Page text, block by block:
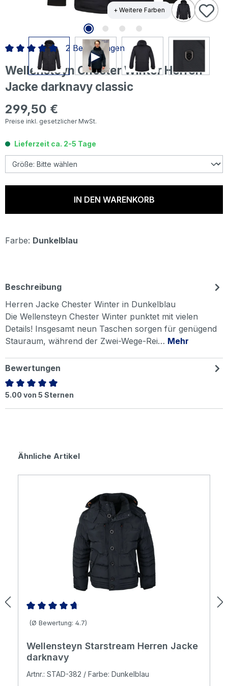
+ Weitere Farben
Wellensteyn Chester Winter Herren
Jacke darknavy classic
Regulärer Preis:
299,50 €
Preise inkl. gesetzlicher MwSt.
Durchschnittliche Bewertung von 5 von 5 Sternen
2 Bewertungen
Lieferzeit ca. 2-5 Tage
IN DEN WARENKORB
Farbe: Dunkelblau
Beschreibung
Herren Jacke Chester Winter in Dunkelblau
Die Wellensteyn Chester Winter punktet mit vielen
Details! Insgesamt neun Taschen sorgen für genügend
Stauraum, während der Zwei-Wege-Rei… Mehr
Bewertungen
Durchschnittliche Bewertung von 5 von 5 Sternen
5.00 von 5 Sternen
Produktgalerie überspringen
Ähnliche Artikel
Durchschnittliche Bewertung von 4.71 von 5 Sternen
(Ø Bewertung: 4.7)
Wellensteyn Starstream Herren Jacke
darknavy
Artnr.: STAD-382 / Farbe: Dunkelblau